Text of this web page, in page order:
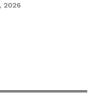
2026